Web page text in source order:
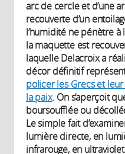
arc de cercle et d’une
recouverte d’un
l’humidité ne pénètre à
la maquette est
laquelle Delacroix a
décor définitif
policer les Grecs et
la paix. On s’aperçoit
boursoufflée ou
Le simple fait
lumière directe, en
infrarouge, en